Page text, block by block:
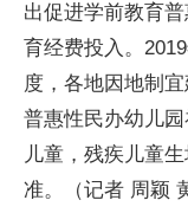
出促进学前教育
育经费投入。
度，各地因地制
普惠性民办幼儿
儿童，残疾儿童
准。（记者 周颖